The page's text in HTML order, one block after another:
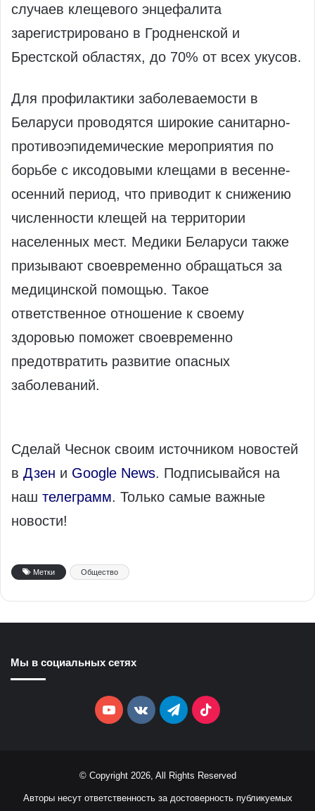
случаев клещевого энцефалита
зарегистрировано в Гродненской и
Брестской областях, до 70% от всех укусов.
Для профилактики заболеваемости в
Беларуси проводятся широкие санитарно-
противоэпидемические мероприятия по
борьбе с иксодовыми клещами в весенне-
осенний период, что приводит к снижению
численности клещей на территории
населенных мест. Медики Беларуси также
призывают своевременно обращаться за
медицинской помощью. Такое
ответственное отношение к своему
здоровью поможет своевременно
предотвратить развитие опасных
заболеваний.
Сделай Чеснок своим источником новостей
в Дзен и Google News. Подписывайся на
наш телеграмм. Только самые важные
новости!
Метки Общество
Мы в социальных сетях
YouTubevk.comTelegramTikTok
© Copyright 2026, All Rights Reserved
Авторы несут ответственность за достоверность публикуемых